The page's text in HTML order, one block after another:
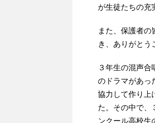
が生徒たちの充
また、保護者
き、ありがとう
３年生の混声合
のドラマがあっ
協力して作り上
た。その中で、
ンクール高校生